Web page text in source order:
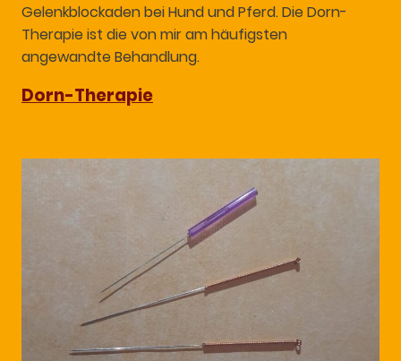
Gelenkblockaden bei Hund und Pferd. Die Dorn-
Therapie ist die von mir am häufigsten
angewandte Behandlung.
Dorn-Therapie